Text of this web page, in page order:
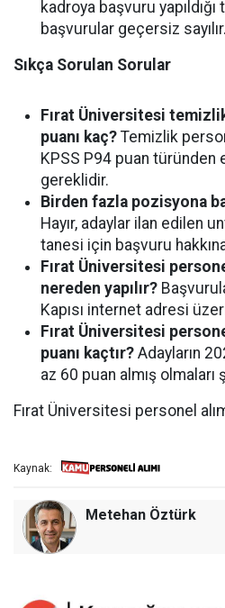
kadroya başvuru
başvurular geçersiz sayılır.
Sıkça Sorulan Sorular
Fırat Üniversitesi
puanı kaç? Temizlik
KPSS P94 puan türünden
gereklidir.
Birden fazla pozisyona
Hayır, adaylar ilan edilen
tanesi için başvuru
Fırat Üniversitesi
nereden yapılır?
Kapısı internet adresi
Fırat Üniversitesi
puanı kaçtır? Adayların
az 60 puan almış olmaları
Fırat Üniversitesi personel
Kaynak:
Metehan Öztürk